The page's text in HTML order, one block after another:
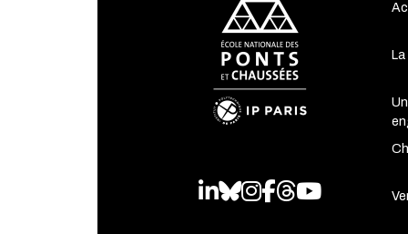
LinkedIn
Bluesky
Instagram
Facebook
ThreadsYoutube